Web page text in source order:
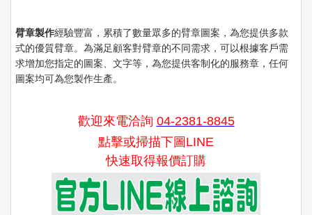
臂章製作經驗豐富，累積了數量眾多的臂章圖案，為您提供多款
式的優質臂章。為滿足顧客對臂章的不同需求，可以根據客戶需
求增加您指定的圖案、文字等，為您提供客制化的服務章，任何
圖案均可為您製作生產。
歡迎來電洽詢 04-2381-8845
點擊或掃描下圖LINE
快速取得報價訂購